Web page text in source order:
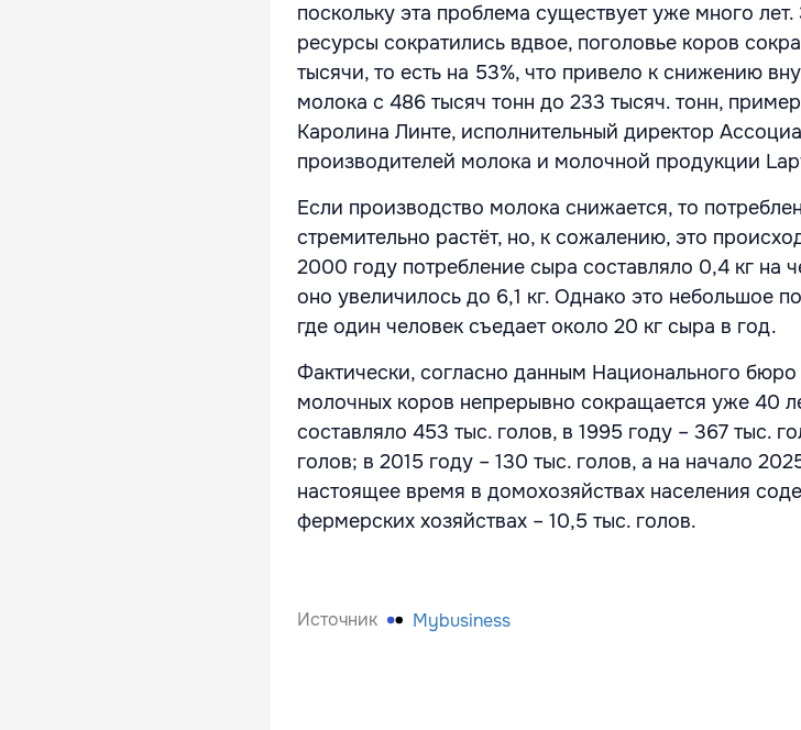
поскольку эта проблема существует уже много
ресурсы сократились вдвое, поголовье коров
тысячи, то есть на 53%, что привело к снижению
молока с 486 тысяч тонн до 233 тысяч. тонн,
Каролина Линте, исполнительный директор
производителей молока и молочной продукции
Если производство молока снижается, то
стремительно растёт, но, к сожалению, это
2000 году потребление сыра составляло 0,4 кг на
оно увеличилось до 6,1 кг. Однако это небольшое
где один человек съедает около 20 кг сыра в год.
Фактически, согласно данным Национального бюро
молочных коров непрерывно сокращается уже 40
составляло 453 тыс. голов, в 1995 году – 367 тыс.
голов; в 2015 году – 130 тыс. голов, а на начало
настоящее время в домохозяйствах населения
фермерских хозяйствах – 10,5 тыс. голов.
Источник Mybusiness